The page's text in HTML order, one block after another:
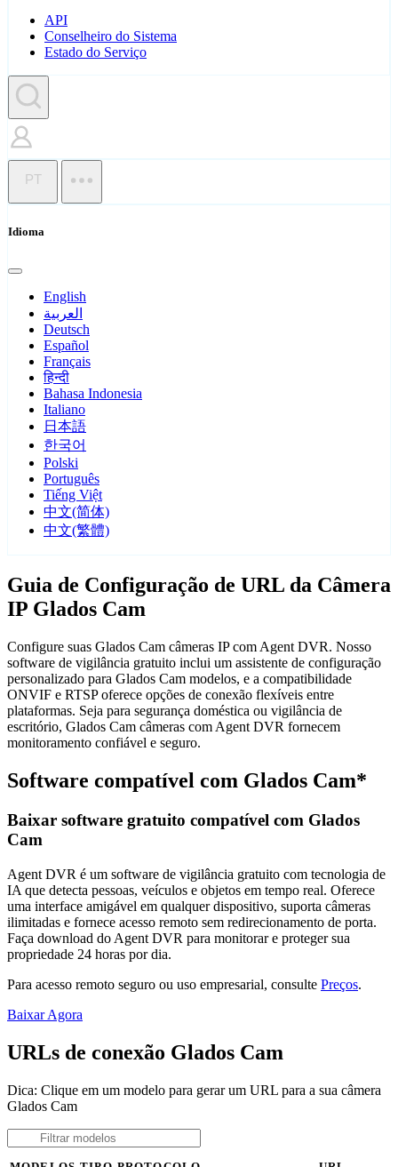
API
Conselheiro do Sistema
Estado do Serviço
PT
Idioma
English
العربية
Deutsch
Español
Français
हिन्दी
Bahasa Indonesia
Italiano
日本語
한국어
Polski
Português
Tiếng Việt
中文(简体)
中文(繁體)
Guia de Configuração de URL da Câmera
IP Glados Cam
Configure suas Glados Cam câmeras IP com Agent DVR. Nosso
software de vigilância gratuito inclui um assistente de configuração
personalizado para Glados Cam modelos, e a compatibilidade
ONVIF e RTSP oferece opções de conexão flexíveis entre
plataformas. Seja para segurança doméstica ou vigilância de
escritório, Glados Cam câmeras com Agent DVR fornecem
monitoramento confiável e seguro.
Software compatível com Glados Cam*
Baixar software gratuito compatível com Glados
Cam
Agent DVR é um software de vigilância gratuito com tecnologia de
IA que detecta pessoas, veículos e objetos em tempo real. Oferece
uma interface amigável em qualquer dispositivo, suporta câmeras
ilimitadas e fornece acesso remoto sem redirecionamento de porta.
Faça download do Agent DVR para monitorar e proteger sua
propriedade 24 horas por dia.
Para acesso remoto seguro ou uso empresarial, consulte Preços.
Baixar Agora
URLs de conexão Glados Cam
Dica: Clique em um modelo para gerar um URL para a sua câmera
Glados Cam